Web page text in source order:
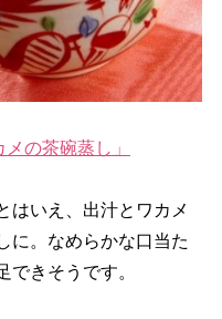
の茶碗蒸し」
はいえ、出汁とワカメ
に。なめらかな口当た
できそうです。